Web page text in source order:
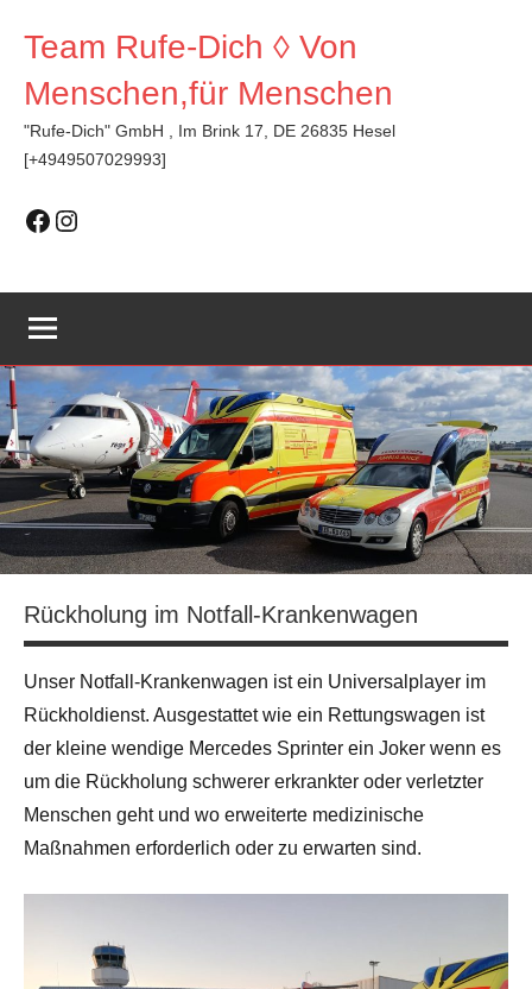
Inhalt
springen
Team Rufe-Dich ◊ Von
Menschen,für Menschen
"Rufe-Dich" GmbH , Im Brink 17, DE 26835 Hesel
[+4949507029993]
Facebook
Instagram
Rückholung im Notfall-Krankenwagen
Unser Notfall-Krankenwagen ist ein Universalplayer im
Rückholdienst. Ausgestattet wie ein Rettungswagen ist
der kleine wendige Mercedes Sprinter ein Joker wenn es
um die Rückholung schwerer erkrankter oder verletzter
Menschen geht und wo erweiterte medizinische
Maßnahmen erforderlich oder zu erwarten sind.